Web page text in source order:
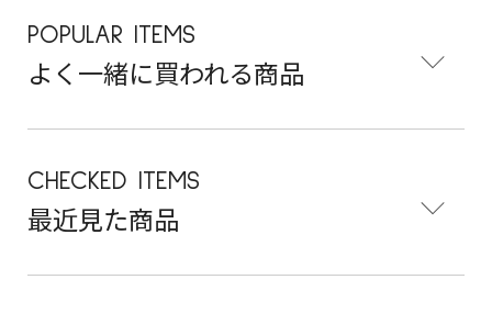
POPULAR ITEMS
よく一緒に買われる商品
CHECKED ITEMS
最近見た商品